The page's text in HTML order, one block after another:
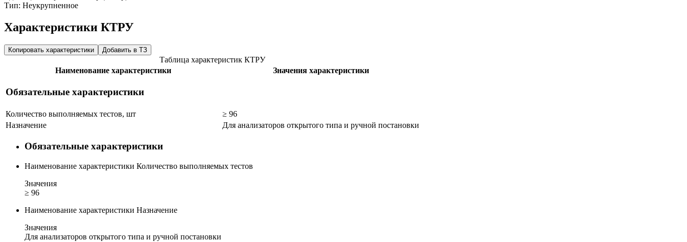
Тип: Неукрупненное
Характеристики КТРУ
Копировать характеристики Добавить в ТЗ
Таблица характеристик КТРУ
Наименование характеристики
Значения характеристики
Обязательные характеристики
Количество выполняемых тестов, шт
≥ 96
Назначение
Для анализаторов открытого типа и ручной постановки
Обязательные характеристики
Наименование характеристики Количество выполняемых тестов
Значения
≥ 96
Наименование характеристики Назначение
Значения
Для анализаторов открытого типа и ручной постановки